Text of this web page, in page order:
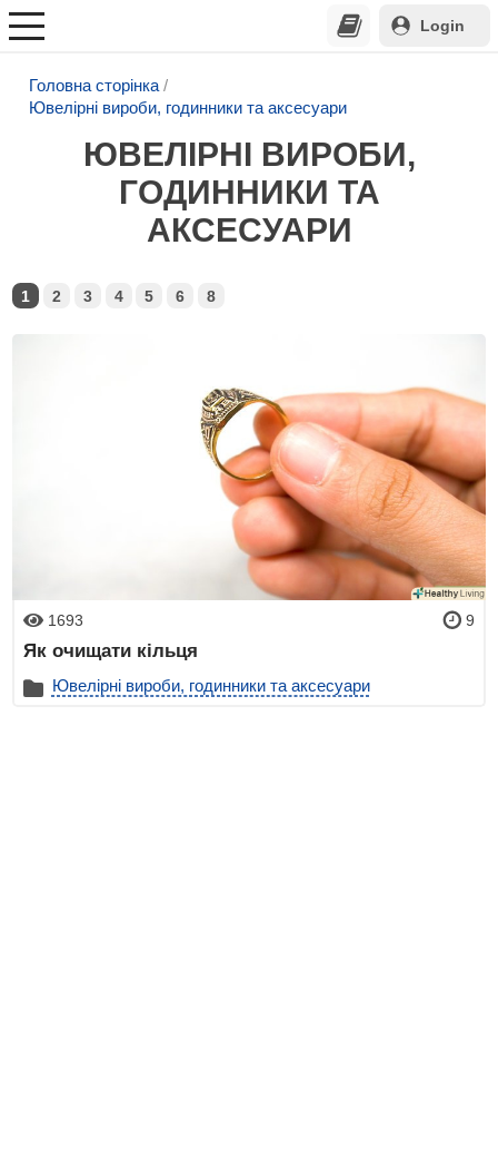
Login
Головна сторінка
Ювелірні вироби, годинники та аксесуари
ЮВЕЛІРНІ ВИРОБИ,
ГОДИННИКИ ТА
АКСЕСУАРИ
1 2 3 4 5 6 8
1693 9
Як очищати кільця
Ювелірні вироби, годинники та аксесуари